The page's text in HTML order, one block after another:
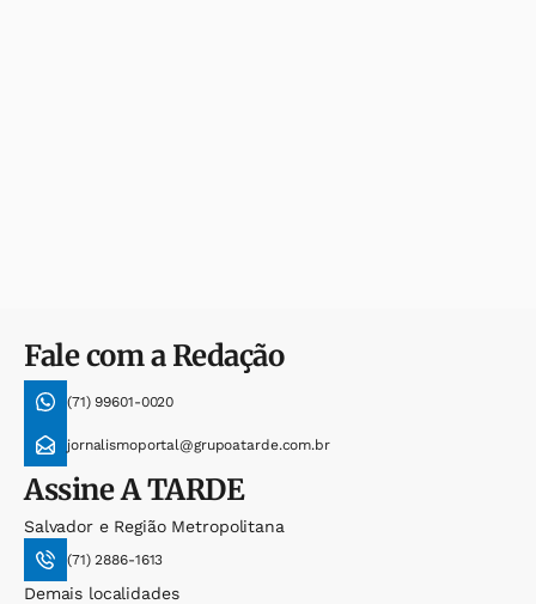
Fale com a Redação
(71) 99601-0020
jornalismoportal@grupoatarde.com.br
AssineA TARDE
Salvador e Região Metropolitana
(71) 2886-1613
Demais localidades